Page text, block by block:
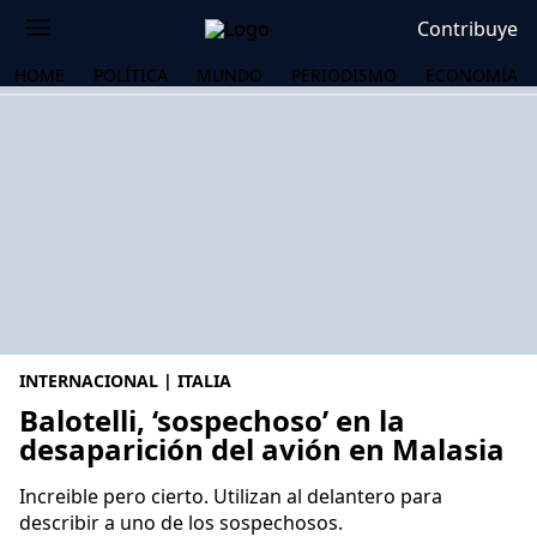
Contribuye
HOME POLÍTICA MUNDO PERIODISMO ECONOMÍA
INTERNACIONAL | ITALIA
Balotelli, ‘sospechoso’ en la
desaparición del avión en Malasia
Increible pero cierto. Utilizan al delantero para
describir a uno de los sospechosos.